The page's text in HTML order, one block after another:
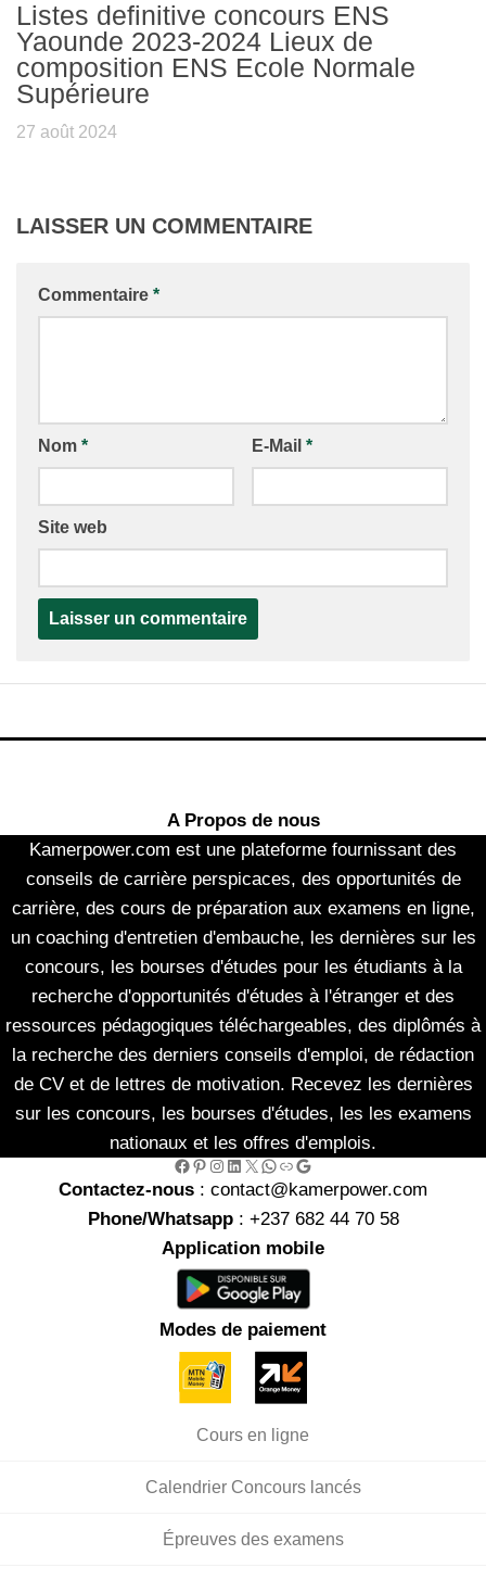
Listes definitive concours ENS
Yaounde 2023-2024 Lieux de
composition ENS Ecole Normale
Supérieure
27 août 2024
LAISSER UN COMMENTAIRE
Commentaire *
Nom * E-Mail *
Site web
A Propos de nous
Kamerpower.com est une plateforme fournissant des
conseils de carrière perspicaces, des opportunités de
carrière, des cours de préparation aux examens en ligne,
un coaching d'entretien d'embauche, les dernières sur les
concours, les bourses d'études pour les étudiants à la
recherche d'opportunités d'études à l'étranger et des
ressources pédagogiques téléchargeables, des diplômés à
la recherche des derniers conseils d'emploi, de rédaction
de CV et de lettres de motivation. Recevez les dernières
sur les concours, les bourses d'études, les les examens
nationaux et les offres d'emplois.
Facebook Pinterest Instagram LinkedIn X WhatsApp Link Google
Contactez-nous : contact@kamerpower.com
Phone/Whatsapp: +237 682 44 70 58
Application mobile
Modes de paiement
Cours en ligne
Calendrier Concours lancés
Épreuves des examens